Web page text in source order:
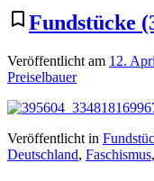
bookmark_border Fundstücke
Veröffentlicht am 12.
Preiselbauer
Veröffentlicht in
Deutschland, Faschismus,